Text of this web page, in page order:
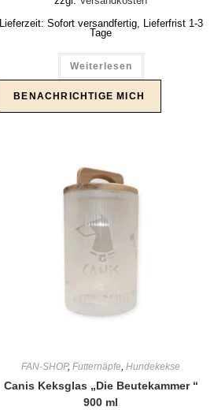
Lieferzeit: Sofort versandfertig, Lieferfrist 1-3
Tage
Weiterlesen
FAN-SHOP,Futternäpfe,Hundekekse
Canis Keksglas „Die Beutekammer “
900 ml